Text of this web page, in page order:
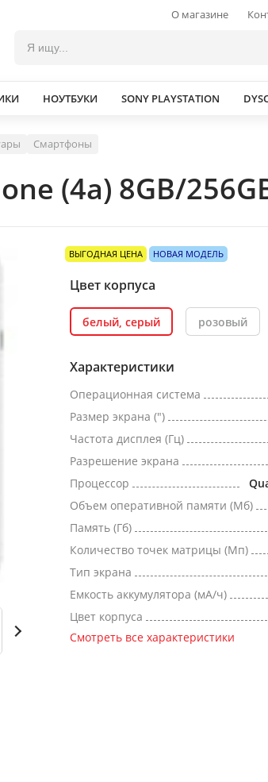
О магазине
НОУТБУКИ SONY PLAYSTATION
Смартфоны
(4a) 8GB/
ВЫГОДНАЯ ЦЕНА НОВАЯ МОДЕЛЬ
Цвет корпуса
белый, серый розовый
Характеристики
Операционная система
Размер экрана (")
Частота дисплея (Гц)
Разрешение экрана
Процессор
Объем оперативной памяти (Мб)
Память (Гб)
Количество точек матрицы (Мп)
Тип экрана
Емкость аккумулятора (мА/ч)
Цвет корпуса
Смотреть все характеристики